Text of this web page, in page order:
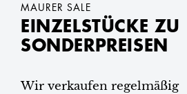
MAURER SALE
EINZELSTÜCKE ZU
SONDERPREISEN
Wir verkaufen regelmäßig